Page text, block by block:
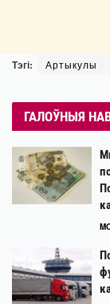
Тэгі: Артыкулы
ГАЛОЎНЫЯ